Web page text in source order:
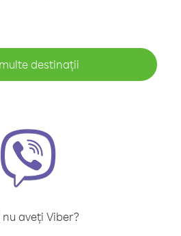
destinații
aveți Viber?